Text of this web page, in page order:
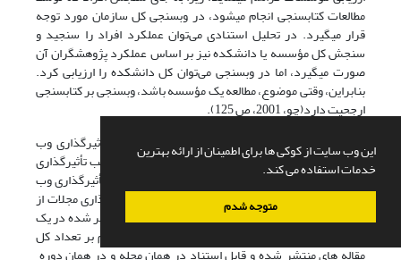
این وب سایت از کوکی ها برای اطمینان از ارائه بهترین
خدمات استفاده می کند.
متوجه شدم
مطالعات کتاب­سنجی انجام می­شود، در وب­سنجی کل سازمان مورد توجه
قرار می­گیرد. در تحلیل استنادی می‌توان عملکرد افراد را سنجید و
سنجش کل مؤسسه یا دانشکده نیز بر اساس عملکرد پژوهشگران آن
صورت می­گیرد، اما در وب­سنجی می‌توان کل دانشکده را ارزیابی کرد.
بنابراین، وقتی موضوع، مطالعه یک مؤسسه باشد، وب­سنجی بر کتاب­سنجی
ارجحیت دارد(چو، 2001، ص 125).
پاسخ به سؤال 3 پژوهش به شرح زیر است: ضریب تأثیرگذاری وب
شباهت زیادی به ضریب تأثیرگذاری مجلات دارد و از ضریب تأثیرگذاری
مجلات الگو برداری شده است. البته، دوره زمانی ضریب تأثیرگذاری وب
با ضریب تأثیرگذاری مجلات متفاوت است. ضریب تأثیرگذاری مجلات از
محاسبه تعداد کل استنادهای داده شده به مقاله­های منتشر شده در یک
مجله در یک دوره زمانی خاص و معمولاً دو ساله، تقسیم بر تعداد کل